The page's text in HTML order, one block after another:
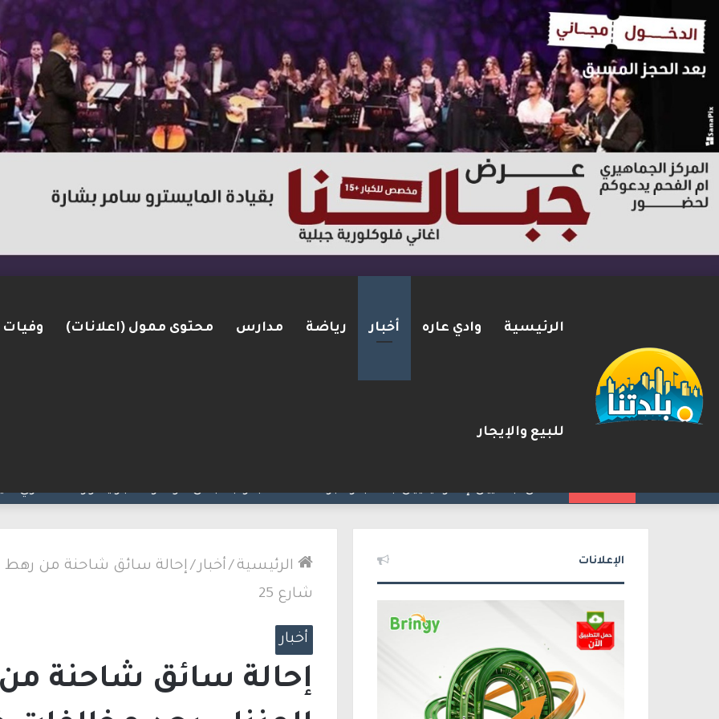
الرئيسية وادي عاره أخبار رياضة مدارس محتوى ممول (اعلانات) وفيات
للبيع والإيجار
الرئيسية / أخبار / إحالة سائق شاحنة من رهط
شارع 25
أخبار
إحالة سائق شاحنة
الإعلانات